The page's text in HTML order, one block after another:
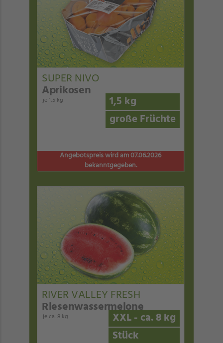
1,5 kg
große Früchte
SUPER NIVO
Aprikosen
je 1,5 kg
Angebotspreis wird am 07.06.2026
bekanntgegeben.
XXL - ca. 8 kg
Stück
RIVER VALLEY FRESH
Riesenwassermelone
je ca. 8 kg